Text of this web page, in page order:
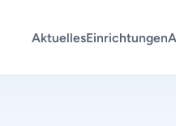
AktuellesEinrichtungen